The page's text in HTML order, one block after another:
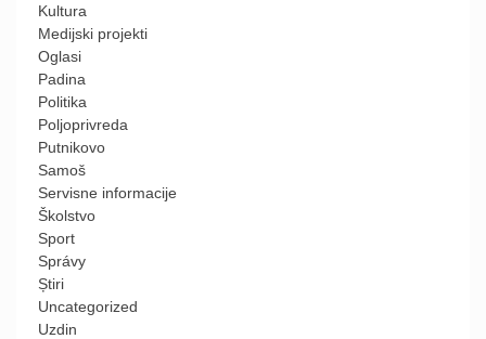
Kultura
Medijski projekti
Oglasi
Padina
Politika
Poljoprivreda
Putnikovo
Samoš
Servisne informacije
Školstvo
Sport
Správy
Știri
Uncategorized
Uzdin